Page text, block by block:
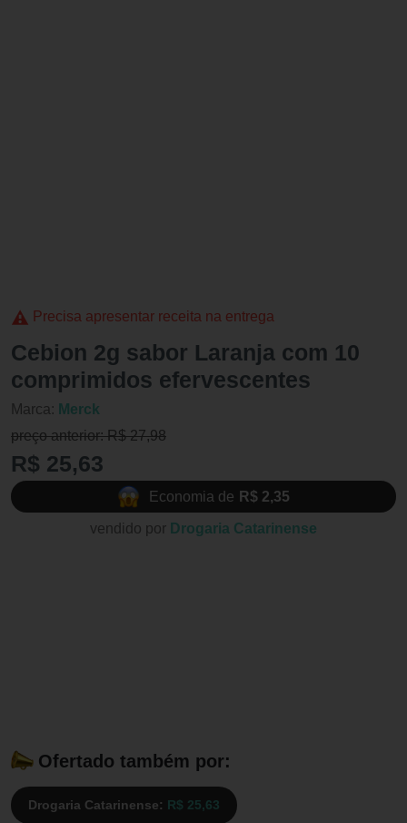
Precisa apresentar receita na entrega
Cebion 2g sabor Laranja com 10
comprimidos efervescentes
Marca: Merck
preço anterior: R$ 27,98
R$ 25,63
Economia de R$ 2,35
vendido por Drogaria Catarinense
Ofertado também por:
Drogaria Catarinense: R$ 25,63